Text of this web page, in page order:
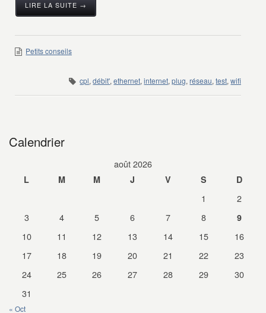
LIRE LA SUITE →
Petits conseils
cpl,débit',ethernet,internet,plug,réseau,test,wifi
Calendrier
août 2026
L M M J V S D
1
2
3
4 5 6 7 8 9
10 11 12 13 14 15
16
17
18 19 20 21 22
23
24
25 26 27 28 29
30
31
« Oct